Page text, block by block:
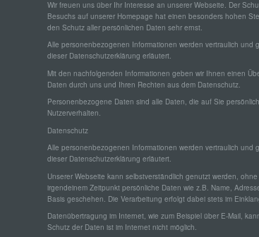
Wir freuen uns über Ihr Interesse an unserer Webseite. Der
Besuchs auf unserer Homepage hat einen besonders hohen
den Schutz aller persönlichen Daten sehr ernst.
Alle personenbezogenen Informationen werden vertraulich und
dieser Datenschutzerklärung erläutert.
Mit den nachfolgenden Informationen geben wir Ihnen einen
Daten durch uns und Ihren Rechten aus dem Datenschutz.
Personenbezogene Daten sind alle Daten, die auf Sie
Nutzerverhalten.
Datenschutz
Alle personenbezogenen Informationen werden vertraulich und
dieser Datenschutzerklärung erläutert.
Unserer Webseite kann selbstverständlich genutzt werden,
irgendeinem Zeitpunkt persönliche Daten wie z.B. Name,
Basis geschehen. Die Verarbeitung erfolgt dabei stets im
Datenübertragung im Internet, wie zum Beispiel über E-Mail,
Schutz der Daten ist im Internet nicht möglich.